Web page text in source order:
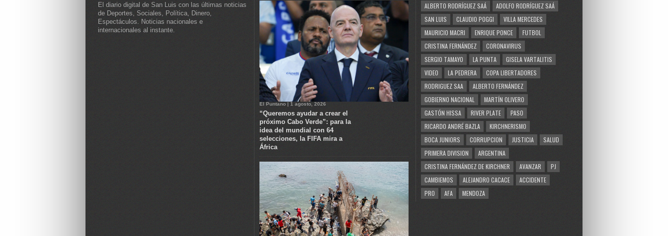
El diario digital de San Luis con las últimas noticias
de Deportes, Sociales, Política, Dinero,
Espectáculos. Noticias nacionales e
internacionales al instante.
El Puntano | 1 agosto, 2026
“Queremos ayudar a crear el
próximo Cabo Verde”: para la
idea del mundial con 64
selecciones, la FIFA mira a
África
ALBERTO RODRÍGUEZ SAÁ
ADOLFO RODRÍGUEZ SAÁ
SAN LUIS
CLAUDIO POGGI
VILLA MERCEDES
MAURICIO MACRI
ENRIQUE PONCE
FUTBOL
CRISTINA FERNÁNDEZ
CORONAVIRUS
SERGIO TAMAYO
LA PUNTA
GISELA VARTALITIS
VIDEO
LA PEDRERA
COPA LIBERTADORES
RODRIGUEZ SAA
ALBERTO FERNÁNDEZ
GOBIERNO NACIONAL
MARTÍN OLIVERO
GASTÓN HISSA
RIVER PLATE
PASO
RICARDO ANDRÉ BAZLA
KIRCHNERISMO
BOCA JUNIORS
CORRUPCION JUSTICIA
SALUD
PRIMERA DIVISION
ARGENTINA
CRISTINA FERNÁNDEZ DE KIRCHNER
AVANZAR
PJ
CAMBIEMOS
ALEJANDRO CACACE
ACCIDENTE
PRO
AFA MENDOZA